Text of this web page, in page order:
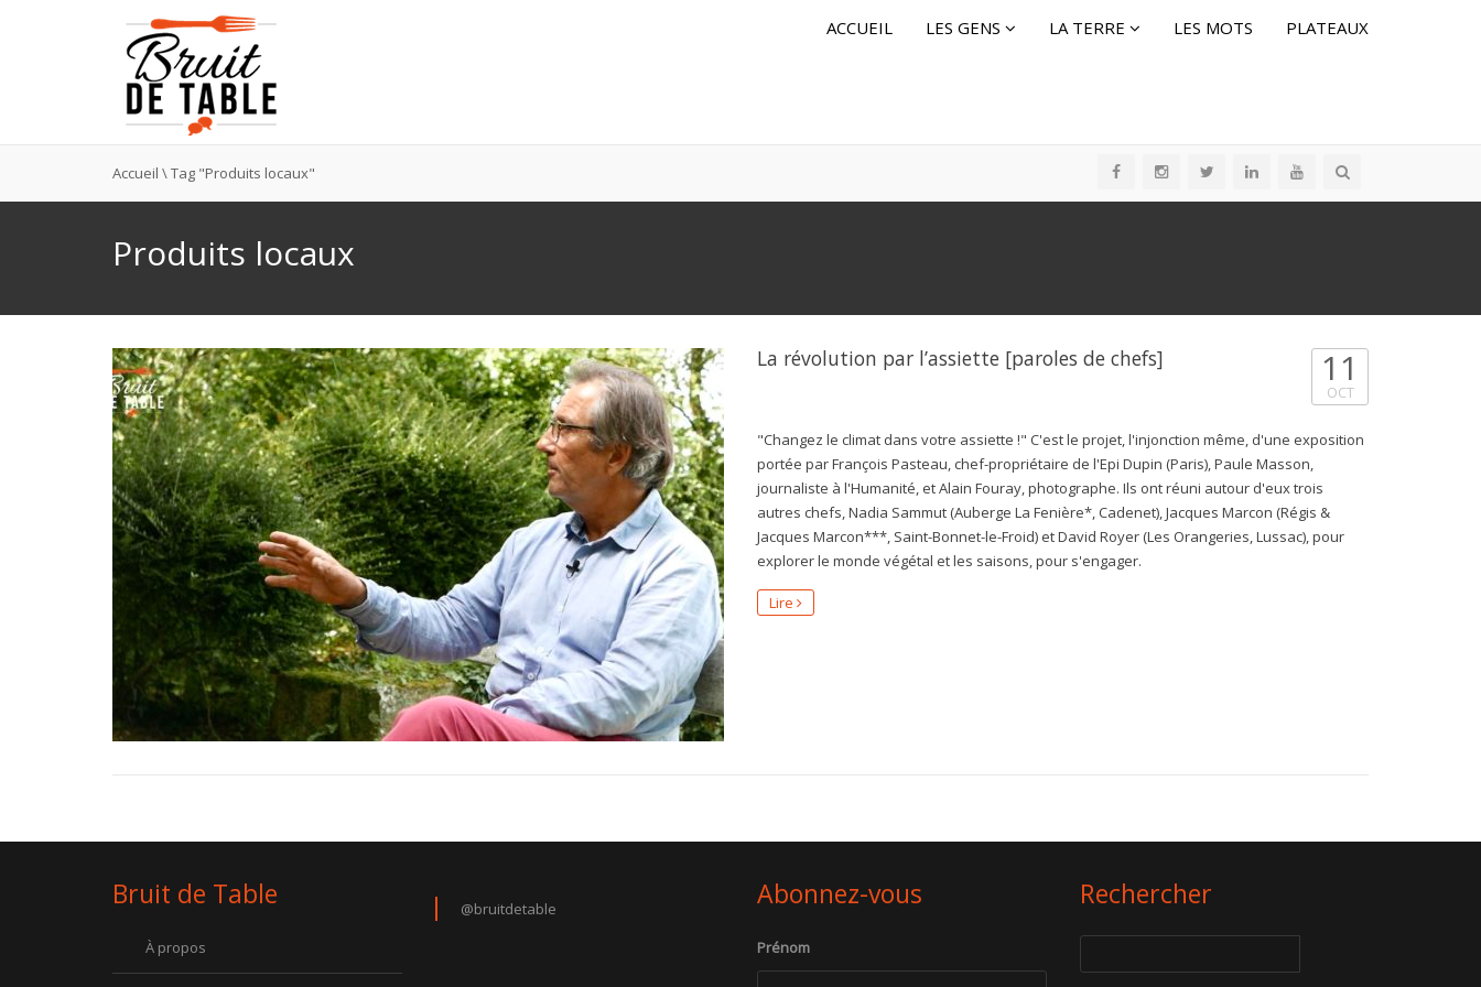
ACCUEIL LES GENS LA TERRE LES MOTS PLATEAUX
Accueil \Tag "Produits locaux"
Produits locaux
La révolution par l’assiette [paroles de chefs] 11
OCT
"Changez le climat dans votre assiette !" C'est le projet, l'injonction même, d'une exposition
portée par François Pasteau, chef-propriétaire de l'Epi Dupin (Paris), Paule Masson,
journaliste à l'Humanité, et Alain Fouray, photographe. Ils ont réuni autour d'eux trois
autres chefs, Nadia Sammut (Auberge La Fenière*, Cadenet), Jacques Marcon (Régis &
Jacques Marcon***, Saint-Bonnet-le-Froid) et David Royer (Les Orangeries, Lussac), pour
explorer le monde végétal et les saisons, pour s'engager.
Lire
Bruit de Table
À propos
@bruitdetable Abonnez-vous
Prénom
Rechercher